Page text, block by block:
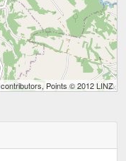
contributors, Points © 2012 LINZ